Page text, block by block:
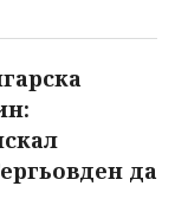
да